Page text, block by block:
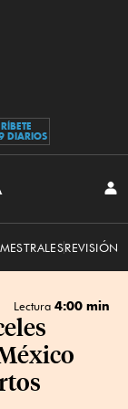
DIARIOS
REVISIÓN
Lectura 4:00 min